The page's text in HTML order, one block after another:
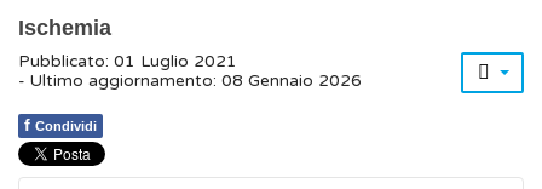
Ischemia
Pubblicato: 01 Luglio 2021
- Ultimo aggiornamento: 08 Gennaio 2026
f Condividi